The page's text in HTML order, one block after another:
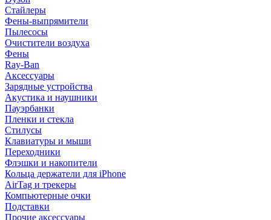
Стайлеры
Фены-выпрямители
Пылесосы
Очистители воздуха
Фены
Ray-Ban
Аксессуары
Зарядные устройства
Акустика и наушники
Пауэрбанки
Пленки и стекла
Стилусы
Клавиатуры и мыши
Переходники
Флэшки и накопители
Кольца держатели для iPhone
AirTag и трекеры
Компьютерные очки
Подставки
Прочие аксессуары